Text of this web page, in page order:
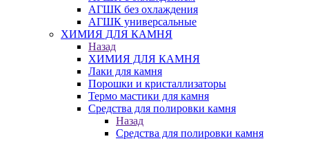
АГШК без охлаждения
АГШК универсальные
ХИМИЯ ДЛЯ КАМНЯ
Назад
ХИМИЯ ДЛЯ КАМНЯ
Лаки для камня
Порошки и кристаллизаторы
Термо мастики для камня
Средства для полировки камня
Назад
Средства для полировки камня